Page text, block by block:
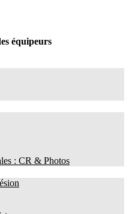
équipeurs
: CR & Photos